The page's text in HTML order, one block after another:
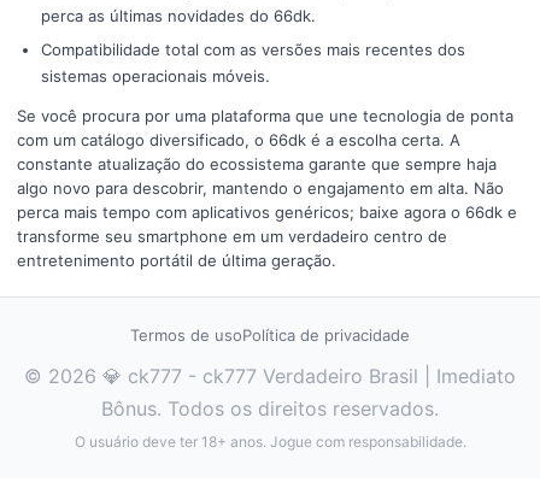
perca as últimas novidades do 66dk.
Compatibilidade total com as versões mais recentes dos
sistemas operacionais móveis.
Se você procura por uma plataforma que une tecnologia de ponta
com um catálogo diversificado, o 66dk é a escolha certa. A
constante atualização do ecossistema garante que sempre haja
algo novo para descobrir, mantendo o engajamento em alta. Não
perca mais tempo com aplicativos genéricos; baixe agora o 66dk e
transforme seu smartphone em um verdadeiro centro de
entretenimento portátil de última geração.
Termos de usoPolítica de privacidade
© 2026 💎 ck777 - ck777 Verdadeiro Brasil | Imediato
Bônus. Todos os direitos reservados.
O usuário deve ter 18+ anos. Jogue com responsabilidade.